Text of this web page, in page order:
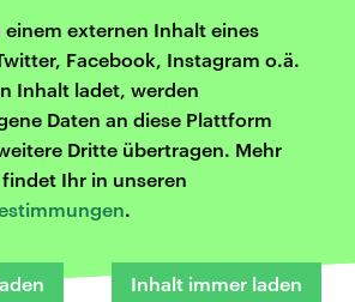
einem externen Inhalt eines
Facebook, Instagram o.ä.
Inhalt ladet, werden
Daten an diese Plattform
Dritte übertragen. Mehr
Ihr in unseren
.
Inhalt immer laden